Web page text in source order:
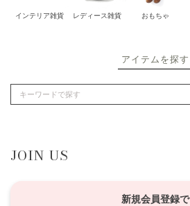
インテリア雑貨 レディース雑貨 おもちゃ
アイテムを探す
JOIN US
新規会員登録で